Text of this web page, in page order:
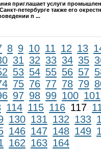
приглашает услуги
петербурге также его
п ...
8 9 10 11 12 13
31 32 33 34 35
53 54 55 56 57
75 76 77 78 79
97 98 99 100 101
114 115 116 117
130 131 132 133
146 147 148 149
162 163 164